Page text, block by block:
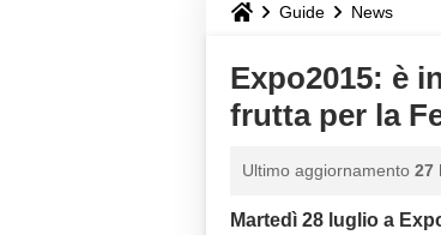
Guide News
Expo2015: è
frutta per la
Ultimo aggiornamento 27
Martedì 28 luglio a